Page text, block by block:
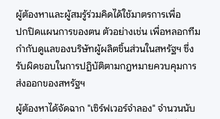
ผู้ต้องหาและผู้สมรู้ร่วมคิดได้ใช้มาตรการเพื่อ
ปกปิดแผนการของตน ตัวอย่างเช่น เพื่อหลอกทีม
กำกับดูแลของบริษัทผู้ผลิตชิ้นส่วนในสหรัฐฯ ซึ่ง
รับผิดชอบในการปฏิบัติตามกฎหมายควบคุมการ
ส่งออกของสหรัฐฯ
ผู้ต้องหาได้จัดฉาก "เซิร์ฟเวอร์จำลอง" จำนวนนับ